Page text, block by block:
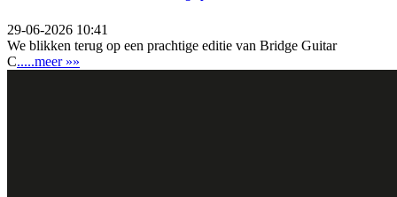
29-06-2026 10:41
We blikken terug op een prachtige editie van Bridge Guitar
C.....meer »»